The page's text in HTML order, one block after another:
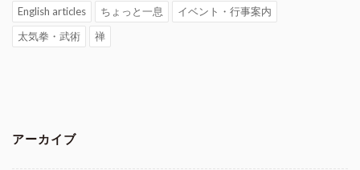
English articles ちょっと一息
イベント・行事案内
太気拳・武術
禅
アーカイブ